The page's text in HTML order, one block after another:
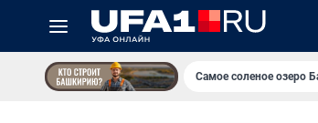
Самое соленое озеро